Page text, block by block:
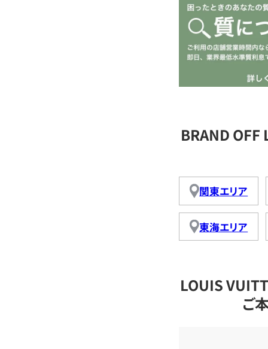
BRAND
関東エリア
東海エリア
LOUIS
ご